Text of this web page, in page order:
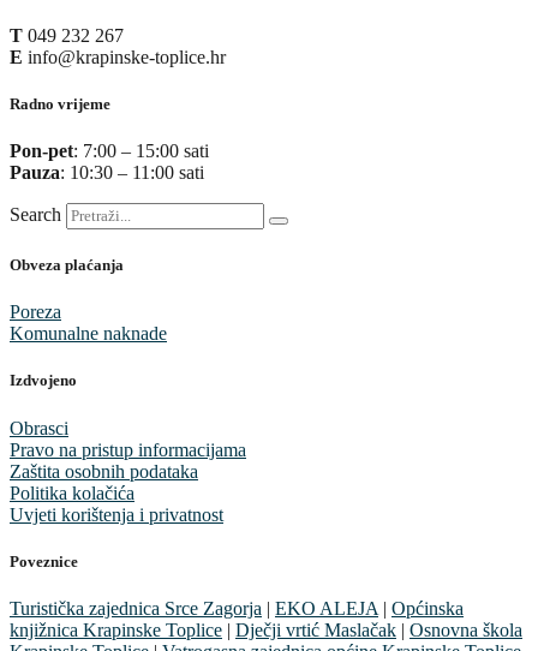
T 049 232 267
E info@krapinske-toplice.hr
Radno vrijeme
Pon-pet: 7:00 – 15:00 sati
Pauza: 10:30 – 11:00 sati
Search
Obveza plaćanja
Poreza
Komunalne naknade
Izdvojeno
Obrasci
Pravo na pristup informacijama
Zaštita osobnih podataka
Politika kolačića
Uvjeti korištenja i privatnost
Poveznice
Turistička zajednica Srce Zagorja | EKO ALEJA | Općinska
knjižnica Krapinske Toplice | Dječji vrtić Maslačak | Osnovna škola